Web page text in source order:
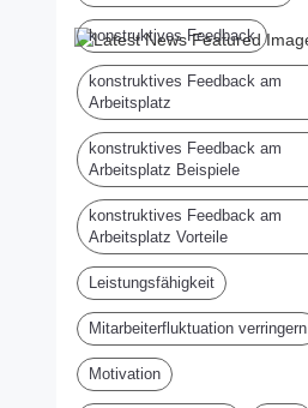
konstruktives Feedback
konstruktives Feedback am
Arbeitsplatz
konstruktives Feedback am
Arbeitsplatz Beispiele
konstruktives Feedback am
Arbeitsplatz Vorteile
Leistungsfähigkeit
Mitarbeiterfluktuation verringern
Motivation